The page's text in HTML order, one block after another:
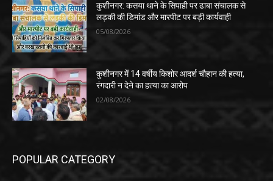
कुशीनगर: कसया थाने के सिपाही पर ढाबा संचालक से
लड़की की डिमांड और मारपीट पर बड़ी कार्यवाही
05/08/2026
कुशीनगर में 14 वर्षीय किशोर आदर्श चौहान की हत्या,
रंगदारी न देने का हत्या का आरोप
02/08/2026
POPULAR CATEGORY